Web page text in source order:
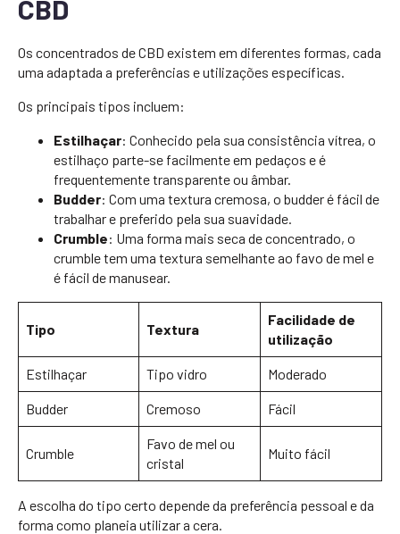
CBD
Os concentrados de CBD existem em diferentes formas, cada
uma adaptada a preferências e utilizações específicas.
Os principais tipos incluem:
Estilhaçar: Conhecido pela sua consistência vítrea, o
estilhaço parte-se facilmente em pedaços e é
frequentemente transparente ou âmbar.
Budder: Com uma textura cremosa, o budder é fácil de
trabalhar e preferido pela sua suavidade.
Crumble: Uma forma mais seca de concentrado, o
crumble tem uma textura semelhante ao favo de mel e
é fácil de manusear.
Tipo Textura
Facilidade de
utilização
Estilhaçar Tipo vidro Moderado
Budder Cremoso Fácil
Crumble
Favo de mel ou
cristal
Muito fácil
A escolha do tipo certo depende da preferência pessoal e da
forma como planeia utilizar a cera.